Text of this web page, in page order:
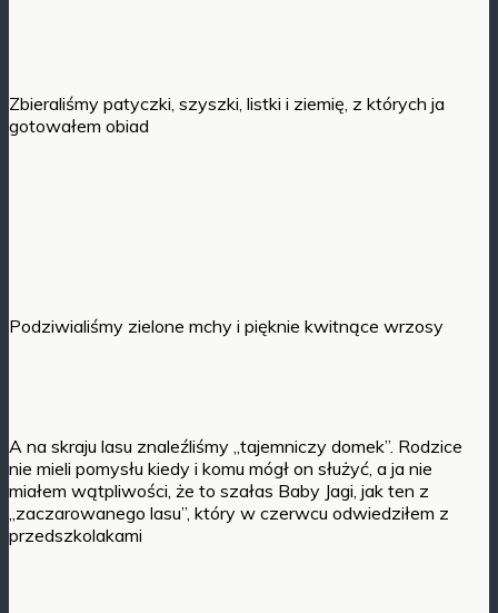
Zbieraliśmy patyczki, szyszki, listki i ziemię, z których ja
gotowałem obiad
Podziwialiśmy zielone mchy i pięknie kwitnące wrzosy
A na skraju lasu znaleźliśmy „tajemniczy domek”. Rodzice
nie mieli pomysłu kiedy i komu mógł on służyć, a ja nie
miałem wątpliwości, że to szałas Baby Jagi, jak ten z
„zaczarowanego lasu”, który w czerwcu odwiedziłem z
przedszkolakami